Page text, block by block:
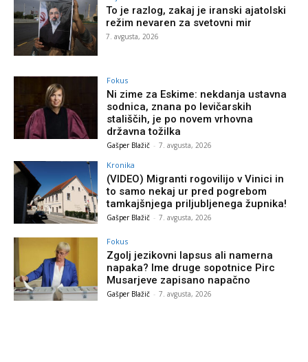
To je razlog, zakaj je iranski ajatolski
režim nevaren za svetovni mir
7. avgusta, 2026
Fokus
Ni zime za Eskime: nekdanja ustavna
sodnica, znana po levičarskih
stališčih, je po novem vrhovna
državna tožilka
Gašper Blažič - 7. avgusta, 2026
Kronika
(VIDEO) Migranti rogovilijo v Vinici in
to samo nekaj ur pred pogrebom
tamkajšnjega priljubljenega župnika!
Gašper Blažič - 7. avgusta, 2026
Fokus
Zgolj jezikovni lapsus ali namerna
napaka? Ime druge sopotnice Pirc
Musarjeve zapisano napačno
Gašper Blažič - 7. avgusta, 2026